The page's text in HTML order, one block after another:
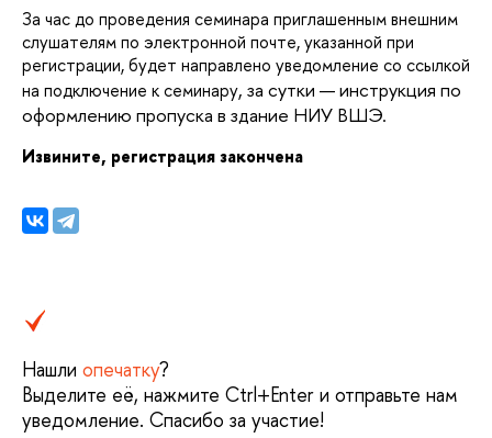
За час до проведения семинара приглашенным внешним
слушателям по электронной почте, указанной при
регистрации, будет направлено уведомление со ссылкой
на подключение к семинару, за сутки — инструкция по
оформлению пропуска в здание НИУ ВШЭ.
Извините, регистрация закончена
Нашли опечатку?
ыделите её, нажмите Ctrl+Enter и отправьте нам
уведомление. Спасибо за участие!